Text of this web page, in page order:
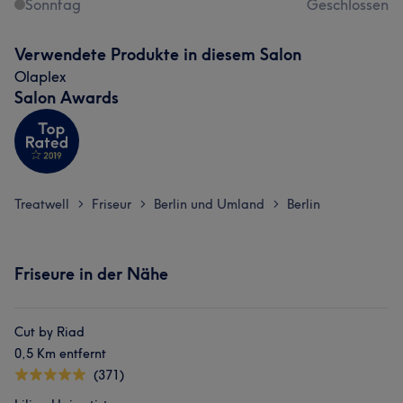
Sonntag Geschlossen
Verwendete Produkte in diesem Salon
Olaplex
Salon Awards
Treatwell > Friseur > Berlin und Umland > Berlin
Friseure in der Nähe
Cut by Riad
0,5 Km entfernt
(371)